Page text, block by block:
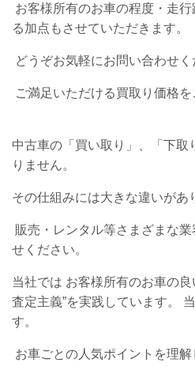
お客様所有のお車の程度・走
る加点もさせていただきます。
どうぞお気軽にお問い合わせく
ご満足いただける買取り価格を
中古車の「買い取り」、「下取
りません。
その仕組みには大きな違いがあ
販売・レンタル等さまざまな
せください。
当社では お客様所有のお車の良
査定主義”を実践しています。
す。
お車ごとの人気ポイントを理解